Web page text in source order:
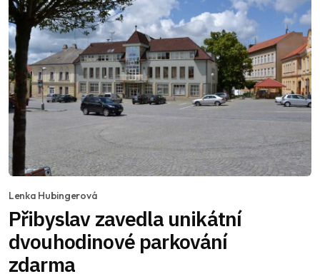
Lenka Hubingerová
Přibyslav zavedla unikátní
dvouhodinové parkování
zdarma